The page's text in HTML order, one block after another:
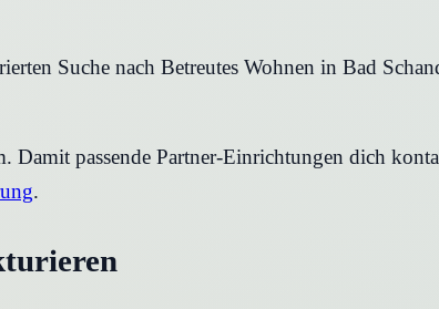
Suche nach Betreutes Wohnen in Bad
passende Partner-Einrichtungen dich
.